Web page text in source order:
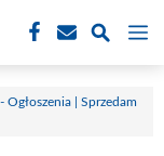
Ogłoszenia | Sprzedam